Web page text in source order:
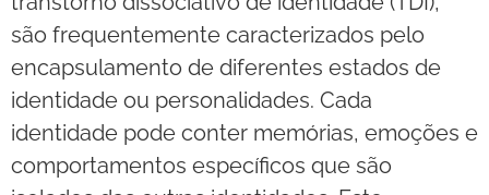
são frequentemente caracterizados pelo
encapsulamento de diferentes estados de
identidade ou personalidades. Cada
identidade pode conter memórias, emoções e
comportamentos específicos que são